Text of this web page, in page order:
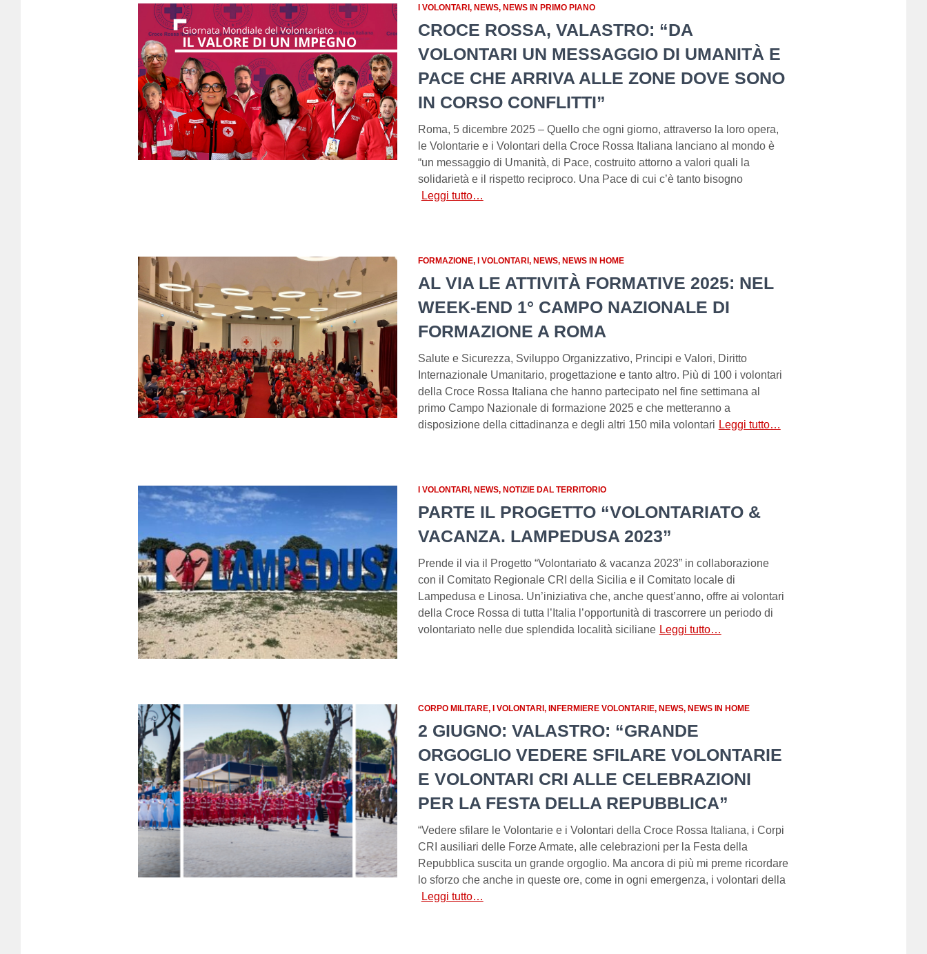
I VOLONTARI NEWS NEWS IN PRIMO PIANO
CROCE ROSSA, VALASTRO: “DA
VOLONTARI UN MESSAGGIO DI UMANITÀ E
PACE CHE ARRIVA ALLE ZONE DOVE SONO
IN CORSO CONFLITTI”
Roma, 5 dicembre 2025 – Quello che ogni giorno, attraverso la loro opera,
le Volontarie e i Volontari della Croce Rossa Italiana lanciano al mondo è
“un messaggio di Umanità, di Pace, costruito attorno a valori quali la
solidarietà e il rispetto reciproco. Una Pace di cui c’è tanto bisogno
Leggi tutto…
FORMAZIONE I VOLONTARI NEWS NEWS IN HOME
AL VIA LE ATTIVITÀ FORMATIVE 2025: NEL
WEEK-END 1° CAMPO NAZIONALE DI
FORMAZIONE A ROMA
Salute e Sicurezza, Sviluppo Organizzativo, Principi e Valori, Diritto
Internazionale Umanitario, progettazione e tanto altro. Più di 100 i volontari
della Croce Rossa Italiana che hanno partecipato nel fine settimana al
primo Campo Nazionale di formazione 2025 e che metteranno a
disposizione della cittadinanza e degli altri 150 mila volontari Leggi tutto…
I VOLONTARI NEWS NOTIZIE DAL TERRITORIO
PARTE IL PROGETTO “VOLONTARIATO &
VACANZA. LAMPEDUSA 2023”
Prende il via il Progetto “Volontariato & vacanza 2023” in collaborazione
con il Comitato Regionale CRI della Sicilia e il Comitato locale di
Lampedusa e Linosa. Un’iniziativa che, anche quest’anno, offre ai volontari
della Croce Rossa di tutta l’Italia l’opportunità di trascorrere un periodo di
volontariato nelle due splendida località siciliane Leggi tutto…
CORPO MILITARE I VOLONTARI INFERMIERE VOLONTARIE NEWS NEWS IN HOME
2 GIUGNO: VALASTRO: “GRANDE
ORGOGLIO VEDERE SFILARE VOLONTARIE
E VOLONTARI CRI ALLE CELEBRAZIONI
PER LA FESTA DELLA REPUBBLICA”
“Vedere sfilare le Volontarie e i Volontari della Croce Rossa Italiana, i Corpi
CRI ausiliari delle Forze Armate, alle celebrazioni per la Festa della
Repubblica suscita un grande orgoglio. Ma ancora di più mi preme ricordare
lo sforzo che anche in queste ore, come in ogni emergenza, i volontari della
Leggi tutto…